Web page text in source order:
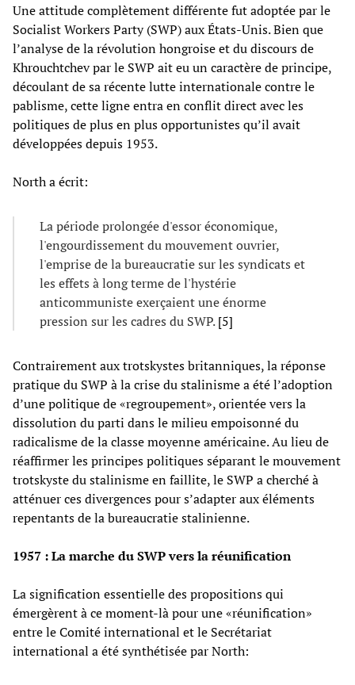
Une attitude complètement différente fut adoptée par le
Socialist Workers Party (SWP) aux États-Unis. Bien que
l’analyse de la révolution hongroise et du discours de
Khrouchtchev par le SWP ait eu un caractère de principe,
découlant de sa récente lutte internationale contre le
pablisme, cette ligne entra en conflit direct avec les
politiques de plus en plus opportunistes qu’il avait
développées depuis 1953.
North a écrit:
La période prolongée d'essor économique,
l'engourdissement du mouvement ouvrier,
l'emprise de la bureaucratie sur les syndicats et
les effets à long terme de l'hystérie
anticommuniste exerçaient une énorme
pression sur les cadres du SWP.[5]
Contrairement aux trotskystes britanniques, la réponse
pratique du SWP à la crise du stalinisme a été l’adoption
d’une politique de «regroupement», orientée vers la
dissolution du parti dans le milieu empoisonné du
radicalisme de la classe moyenne américaine. Au lieu de
réaffirmer les principes politiques séparant le mouvement
trotskyste du stalinisme en faillite, le SWP a cherché à
atténuer ces divergences pour s’adapter aux éléments
repentants de la bureaucratie stalinienne.
1957 : La marche du SWP vers la réunification
La signification essentielle des propositions qui
émergèrent à ce moment-là pour une «réunification»
entre le Comité international et le Secrétariat
international a été synthétisée par North: